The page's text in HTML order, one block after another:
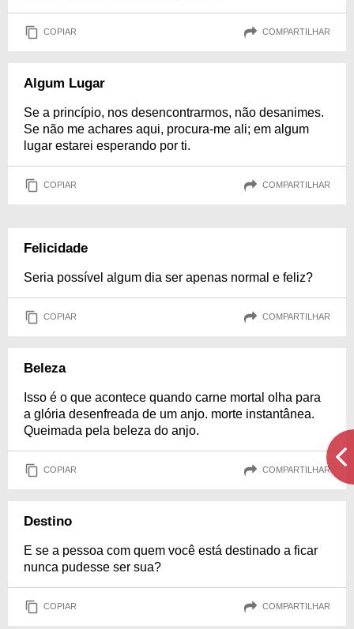
COPIAR COMPARTILHAR
Algum Lugar
Se a princípio, nos desencontrarmos, não desanimes.
Se não me achares aqui, procura-me ali; em algum
lugar estarei esperando por ti.
COPIAR COMPARTILHAR
Felicidade
Seria possível algum dia ser apenas normal e feliz?
COPIAR COMPARTILHAR
Beleza
Isso é o que acontece quando carne mortal olha para
a glória desenfreada de um anjo. morte instantânea.
Queimada pela beleza do anjo.
COPIAR COMPARTILHAR
Destino
E se a pessoa com quem você está destinado a ficar
nunca pudesse ser sua?
COPIAR COMPARTILHAR